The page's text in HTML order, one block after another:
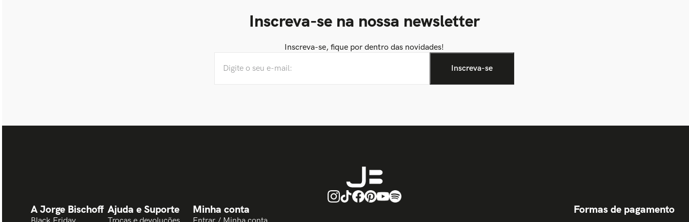
Inscreva-se na nossa newsletter
Inscreva-se, fique por dentro das novidades!
A Jorge Bischoff Ajuda e Suporte Minha conta Formas de pagamento